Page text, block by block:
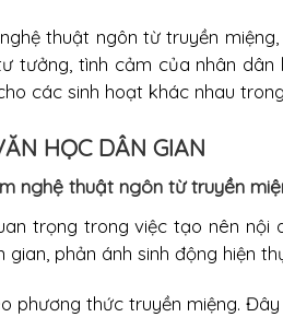
thuật ngôn từ truyền
tưởng, tình cảm của nhân dân
các sinh hoạt khác nhau
HỌC DÂN GIAN
nghệ thuật ngôn từ truyền
trọng trong việc tạo nên nội
phản ánh sinh động hiện
phương thức truyền miệng.